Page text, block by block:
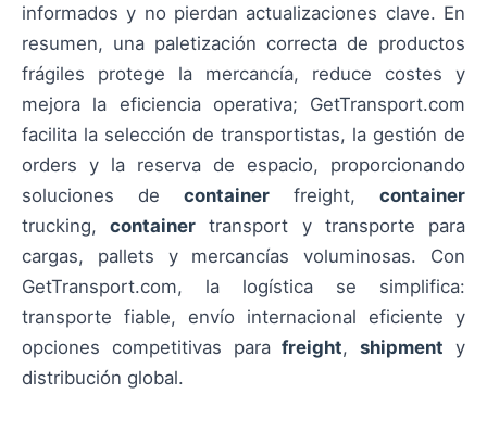
informados y no pierdan actualizaciones clave. En
resumen, una paletización correcta de productos
frágiles protege la mercancía, reduce costes y
mejora la eficiencia operativa; GetTransport.com
facilita la selección de transportistas, la gestión de
orders y la reserva de espacio, proporcionando
soluciones de container freight, container
trucking,container transport y transporte para
cargas, pallets y mercancías voluminosas. Con
GetTransport.com, la logística se simplifica:
transporte fiable, envío internacional eficiente y
opciones competitivas parafreight,shipment y
distribución global.